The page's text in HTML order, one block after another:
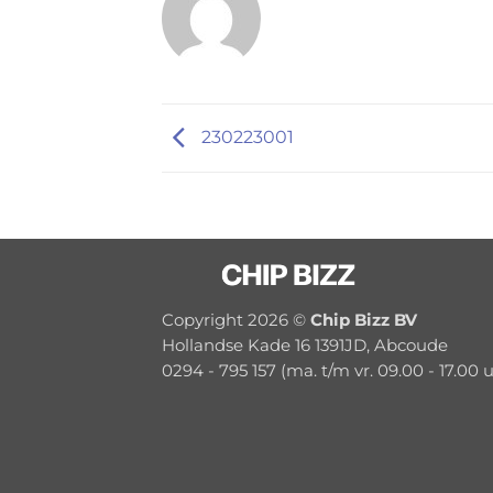
230223001
Copyright 2026 © Chip Bizz BV
Hollandse Kade 16 1391JD, Abcoude
0294 - 795 157 (ma. t/m vr. 09.00 - 17.00